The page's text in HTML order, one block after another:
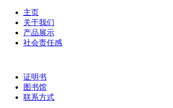
主页
关于我们
产品展示
社会责任感
证明书
图书馆
联系方式